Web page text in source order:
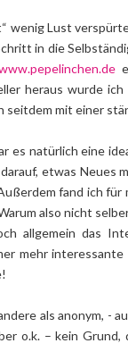
wenig Lust
in die
heraus wurde
seitdem mit einer
es natürlich eine
etwas Neues
fand ich für
also nicht
allgemein das
mehr
als anonym, -
o.k. – kein